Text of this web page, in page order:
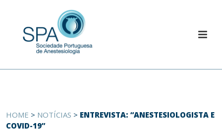
HOME > NOTÍCIAS > ENTREVISTA: “ANESTESIOLOGISTA E
COVID-19”